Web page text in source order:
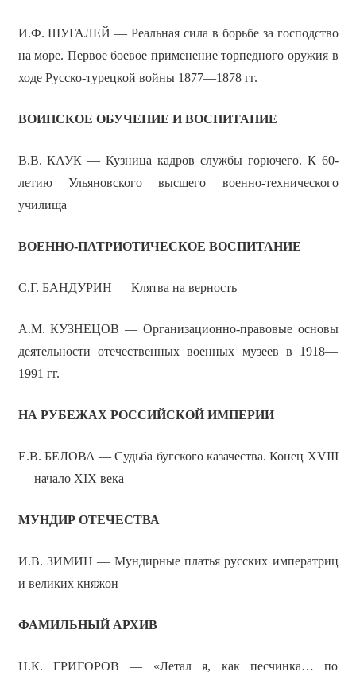
И.Ф. ШУГАЛЕЙ — Реальная сила в борьбе за господство
на море. Первое боевое применение торпедного оружия в
ходе Русско-турецкой войны 1877—1878 гг.
ВОИНСКОЕ ОБУЧЕНИЕ И ВОСПИТАНИЕ
В.В. КАУК — Кузница кадров службы горючего. К 60-
летию Ульяновского высшего военно-технического
училища
ВОЕННО-ПАТРИОТИЧЕСКОЕ ВОСПИТАНИЕ
С.Г. БАНДУРИН — Клятва на верность
А.М. КУЗНЕЦОВ — Организационно-правовые основы
деятельности отечественных военных музеев в 1918—
1991 гг.
НА РУБЕЖАХ РОССИЙСКОЙ ИМПЕРИИ
Е.В. БЕЛОВА — Судьба бугского казачества. Конец XVIII
— начало XIX века
МУНДИР ОТЕЧЕСТВА
И.В. ЗИМИН — Мундирные платья русских императриц
и великих княжон
ФАМИЛЬНЫЙ АРХИВ
Н.К. ГРИГОРОВ — «Летал я, как песчинка… по